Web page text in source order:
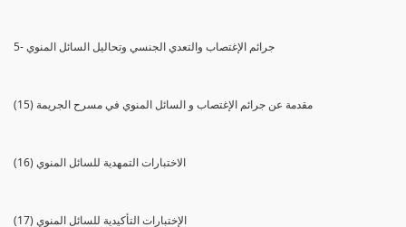
5- جرائم الإغتصاب والتعدي الجنسي وتحاليل السائل المنوي
(15) مقدمة عن جرائم الإغتصاب و السائل المنوي في مسرح الجريمة
(16) الاختبارات التمهدية للسائل المنوي
(17) الإختبارات التأكيدية للسائل المنوي